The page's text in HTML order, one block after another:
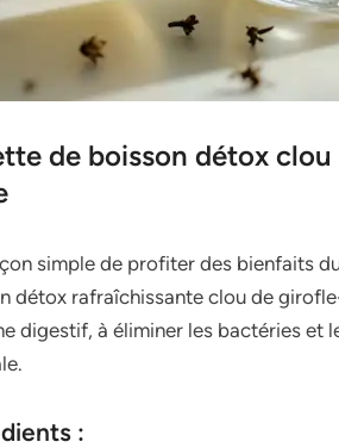
de boisson détox
simple de profiter des bienfaits
détox rafraîchissante clou de
digestif, à éliminer les bactéries et
: